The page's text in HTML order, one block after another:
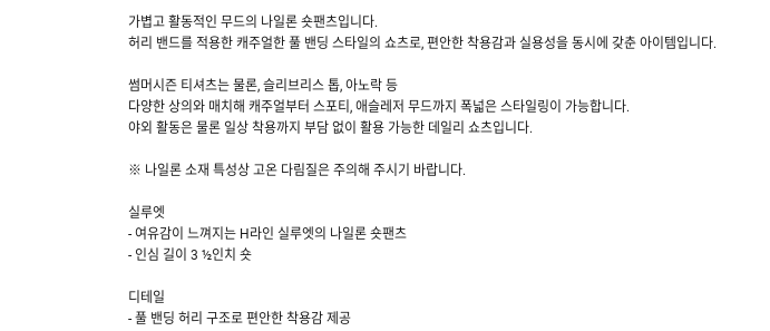
가볍고 활동적인 무드의 나일론 숏팬츠입니다.
허리 밴드를 적용한 캐주얼한 풀 밴딩 스타일의 쇼츠로, 편안한 착용감과 실용성을 동시에 갖춘 아이템입니다.
썸머시즌 티셔츠는 물론, 슬리브리스 톱, 아노락 등
다양한 상의와 매치해 캐주얼부터 스포티, 애슬레저 무드까지 폭넓은 스타일링이 가능합니다.
야외 활동은 물론 일상 착용까지 부담 없이 활용 가능한 데일리 쇼츠입니다.
※ 나일론 소재 특성상 고온 다림질은 주의해 주시기 바랍니다.
실루엣
- 여유감이 느껴지는 H라인 실루엣의 나일론 숏팬츠
- 인심 길이 3 ½인치 숏
디테일
- 풀 밴딩 허리 구조로 편안한 착용감 제공